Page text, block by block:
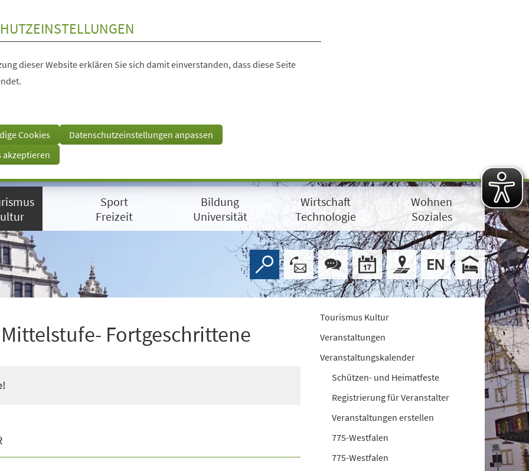
dieser Website erklären Sie sich damit einverstanden, dass diese Seite
Cookies
Datenschutzeinstellungen anpassen
akzeptieren
Sport
Freizeit
Bildung
Universität
Wirtschaft
Technologie
Wohnen
Soziales
Fortgeschrittene
Tourismus Kultur
Veranstaltungen
Veranstaltungskalender
Schützen- und Heimatfeste
Registrierung für Veranstalter
Veranstaltungen erstellen
775-Westfalen
775-Westfalen